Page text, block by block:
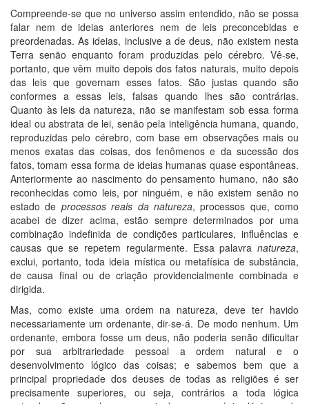
Compreende-se que no universo assim entendido, não se possa
falar nem de ideias anteriores nem de leis preconcebidas e
preordenadas. As ideias, inclusive a de deus, não existem nesta
Terra senão enquanto foram produzidas pelo cérebro. Vê-se,
portanto, que vêm muito depois dos fatos naturais, muito depois
das leis que governam esses fatos. São justas quando são
conformes a essas leis, falsas quando lhes são contrárias.
Quanto às leis da natureza, não se manifestam sob essa forma
ideal ou abstrata de lei, senão pela inteligência humana, quando,
reproduzidas pelo cérebro, com base em observações mais ou
menos exatas das coisas, dos fenômenos e da sucessão dos
fatos, tomam essa forma de ideias humanas quase espontâneas.
Anteriormente ao nascimento do pensamento humano, não são
reconhecidas como leis, por ninguém, e não existem senão no
estado de processos reais da natureza, processos que, como
acabei de dizer acima, estão sempre determinados por uma
combinação indefinida de condições particulares, influências e
causas que se repetem regularmente. Essa palavra natureza,
exclui, portanto, toda ideia mística ou metafísica de substância,
de causa final ou de criação providencialmente combinada e
dirigida.
Mas, como existe uma ordem na natureza, deve ter havido
necessariamente um ordenante, dir-se-á. De modo nenhum. Um
ordenante, embora fosse um deus, não poderia senão dificultar
por sua arbitrariedade pessoal a ordem natural e o
desenvolvimento lógico das coisas; e sabemos bem que a
principal propriedade dos deuses de todas as religiões é ser
precisamente superiores, ou seja, contrários a toda lógica